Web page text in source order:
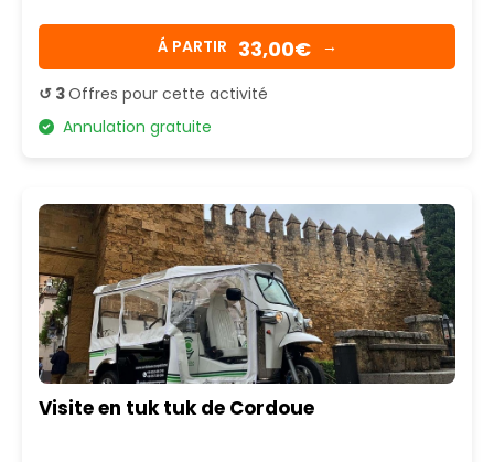
Á PARTIR 33,00€ →
↺ 3Offres pour cette activité
Annulation gratuite
Visite en tuk tuk de Cordoue